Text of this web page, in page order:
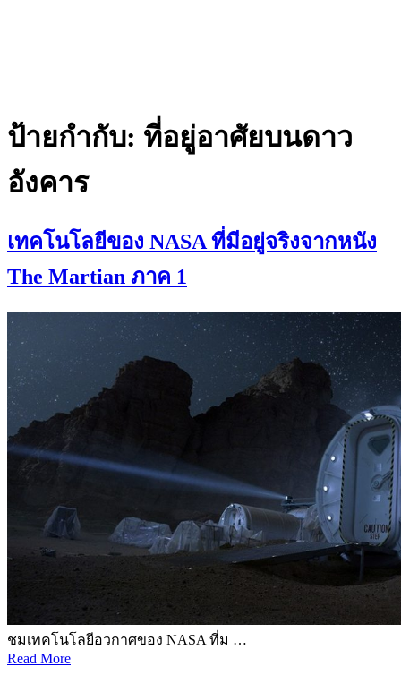
ป้ายกำกับ: ที่อยู่อาศัยบนดาว
อังคาร
เทคโนโลยีของ NASA ที่มีอยู่จริงจากหนัง
The Martian ภาค 1
ชมเทคโนโลยีอวกาศของ NASA ที่ม …
Read More